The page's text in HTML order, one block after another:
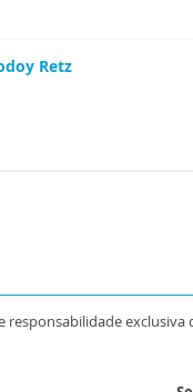
Retz
responsabilidade